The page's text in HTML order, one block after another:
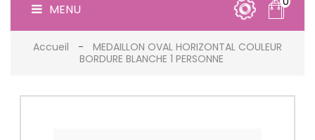
MENU
Accueil
MEDAILLON OVAL HORIZONTAL COULEUR
BORDURE BLANCHE 1 PERSONNE